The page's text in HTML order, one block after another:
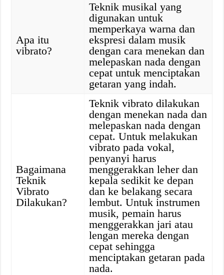
Apa itu
vibrato?
Teknik musikal yang
digunakan untuk
memperkaya warna dan
ekspresi dalam musik
dengan cara menekan dan
melepaskan nada dengan
cepat untuk menciptakan
getaran yang indah.
Bagaimana
Teknik
Vibrato
Dilakukan?
Teknik vibrato dilakukan
dengan menekan nada dan
melepaskan nada dengan
cepat. Untuk melakukan
vibrato pada vokal,
penyanyi harus
menggerakkan leher dan
kepala sedikit ke depan
dan ke belakang secara
lembut. Untuk instrumen
musik, pemain harus
menggerakkan jari atau
lengan mereka dengan
cepat sehingga
menciptakan getaran pada
nada.